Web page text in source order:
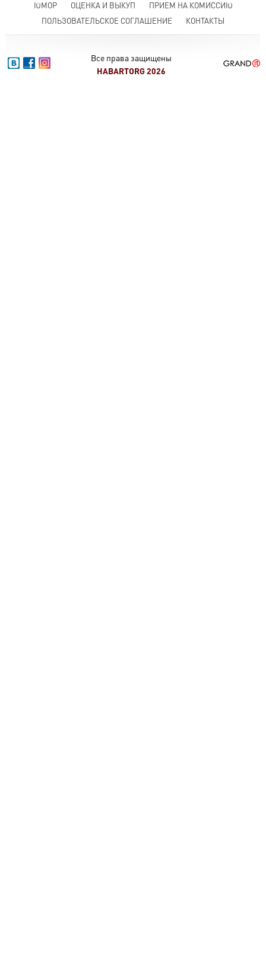
ЮМОР
ОЦЕНКА И ВЫКУП
ПРИЕМ НА КОМИССИЮ
ПОЛЬЗОВАТЕЛЬСКОЕ СОГЛАШЕНИЕ
КОНТАКТЫ
Все права защищены
HABARTORG 2026